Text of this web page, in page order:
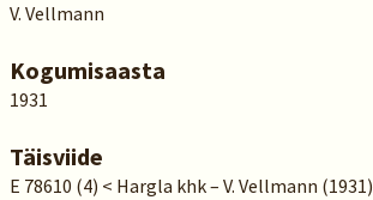
V. Vellmann
Kogumisaasta
1931
Täisviide
E 78610 (4) < Hargla khk – V. Vellmann (1931)